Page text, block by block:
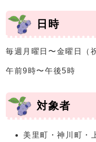
日時
毎週月曜日〜金曜日（
午前9時〜午後5時
対象者
美里町・神川町・